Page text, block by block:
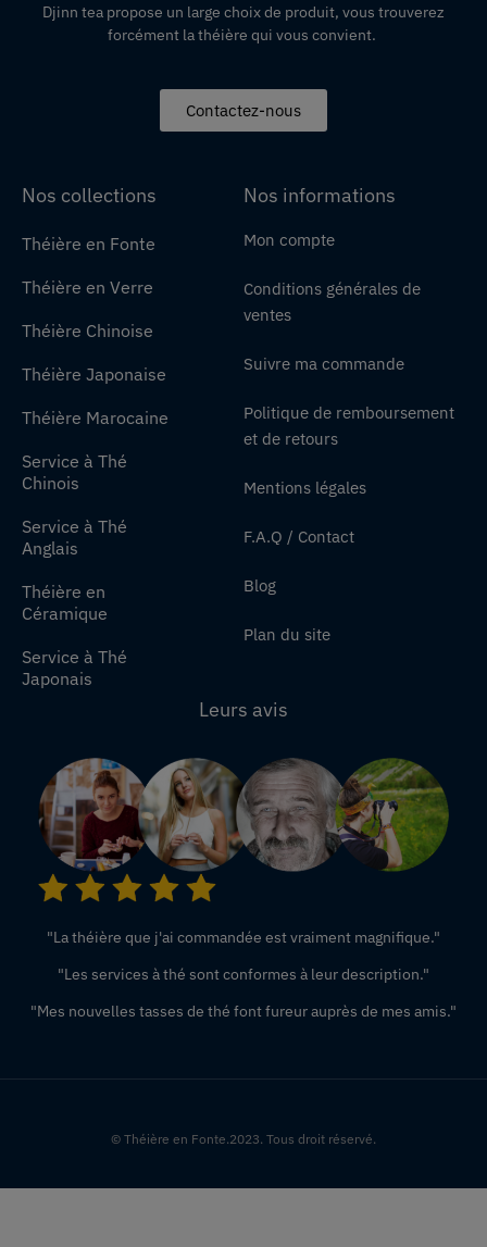
Djinn tea propose un large choix de produit, vous trouverez
forcément la théière qui vous convient.
Contactez-nous
Nos collections
Théière en Fonte
Théière en Verre
Théière Chinoise
Théière Japonaise
Théière Marocaine
Service à Thé
Chinois
Service à Thé
Anglais
Théière en
Céramique
Service à Thé
Japonais
Nos informations
Mon compte
Conditions générales de
ventes
Suivre ma commande
Politique de remboursement
et de retours
Mentions légales
F.A.Q / Contact
Blog
Plan du site
Leurs avis
"La théière que j'ai commandée est vraiment magnifique."
"Les services à thé sont conformes à leur description."
"Mes nouvelles tasses de thé font fureur auprès de mes amis."
© Théière en Fonte.2023. Tous droit réservé.